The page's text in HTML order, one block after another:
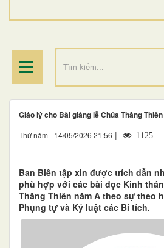
ĐIỂM HÀNH HƯƠNG
Giáo lý cho Bài giảng lễ Chúa Thăng Thiên
Thứ năm - 14/05/2026 21:56 | 1125
Ban Biên tập xin được trích dẫn
phù hợp với các bài đọc Kinh
Thăng Thiên năm A theo sự theo
Phụng tự và Kỷ luật các Bí tích.